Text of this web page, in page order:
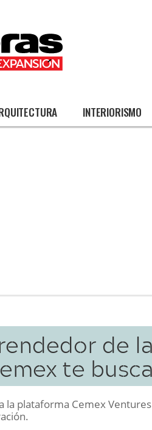
INTERIORISMO
de la
te busca
la plataforma Cemex